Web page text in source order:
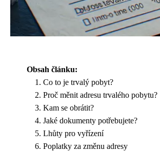
Obsah článku:
Co to je trvalý pobyt?
Proč měnit adresu trvalého pobytu?
Kam se obrátit?
Jaké dokumenty potřebujete?
Lhůty pro vyřízení
Poplatky za změnu adresy